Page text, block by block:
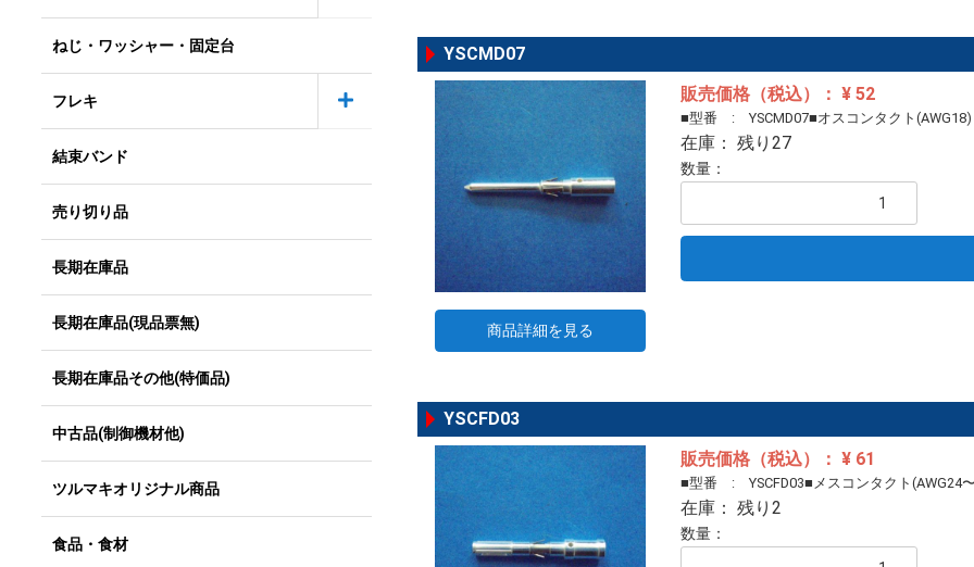
ねじ・ワッシャー・固定台
フレキ
結束バンド
売り切り品
長期在庫品
長期在庫品(現品票無)
長期在庫品その他(特価品)
中古品(制御機材他)
ツルマキオリジナル商品
食品・食材
YSCMD07
商品詳細を見る
販売価格（税込）： ¥ 52
■型番 : YSCMD07■オスコンタクト(AWG18)
在庫： 残り27
数量：
YSCFD03
販売価格（税込）： ¥ 61
■型番 : YSCFD03■メスコンタクト(AWG24
在庫： 残り2
数量：